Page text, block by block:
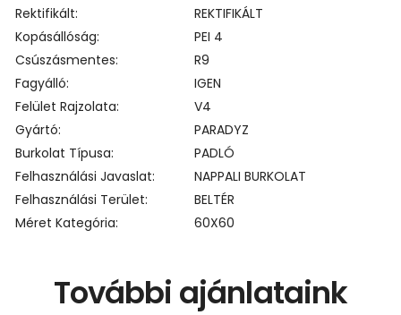
Rektifikált
REKTIFIKÁLT
Kopásállóság
PEI 4
Csúszásmentes
R9
Fagyálló
IGEN
Felület Rajzolata
V4
Gyártó
PARADYZ
Burkolat Típusa
PADLÓ
Felhasználási Javaslat
NAPPALI BURKOLAT
Felhasználási Terület
BELTÉR
Méret Kategória
60X60
További ajánlataink